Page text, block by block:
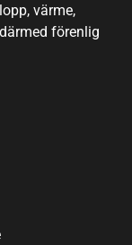
värme,
förenlig